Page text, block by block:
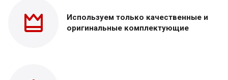
Используем только качественные и
оригинальные комплектующие